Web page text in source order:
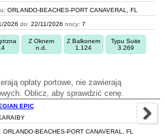
ORLANDO-BEACHES-PORT CANAVERAL, FL
2026 do: 22/11/2026 nocy: 7
Z Oknem
n.d.
Z Balkonem
1.124
Typu Suite
3.269
opłaty portowe, nie zawierają
Oblicz, aby sprawdzić cenę.
EPIC
ORLANDO-BEACHES-PORT CANAVERAL, FL